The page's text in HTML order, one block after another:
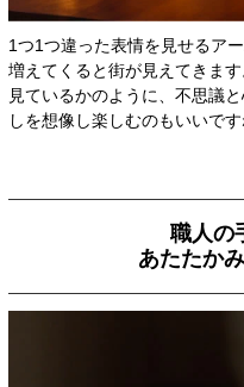
1つ1つ違った表情を見せるア
増えてくると街が見えてきま
見ているかのように、不思議
しを想像し楽しむのもいいです
職人の
あたたか